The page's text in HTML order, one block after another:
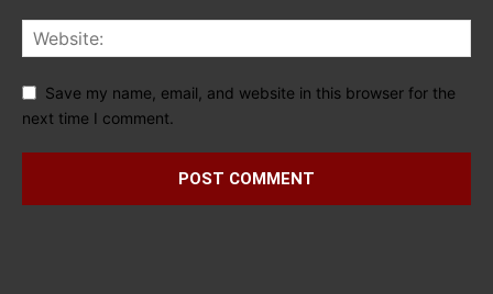
Save my name, email, and website in this browser for the
next time I comment.